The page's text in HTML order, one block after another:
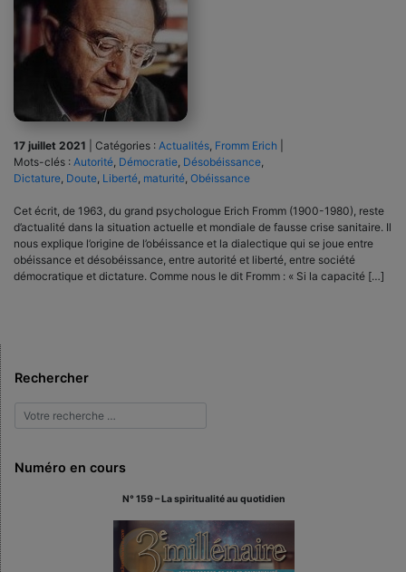
17 juillet 2021 Catégories : Actualités Fromm Erich
Mots-clés : Autorité Démocratie Désobéissance
Dictature Doute Liberté maturité Obéissance
Cet écrit, de 1963, du grand psychologue Erich Fromm (1900-1980), reste
d’actualité dans la situation actuelle et mondiale de fausse crise sanitaire. Il
nous explique l’origine de l’obéissance et la dialectique qui se joue entre
obéissance et désobéissance, entre autorité et liberté, entre société
démocratique et dictature. Comme nous le dit Fromm : « Si la capacité […]
Rechercher
Numéro en cours
N° 159 – La spiritualité au quotidien